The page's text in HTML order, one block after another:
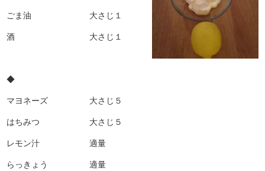
ごま油 大さじ１
酒 大さじ１
◆
マヨネーズ 大さじ５
はちみつ 大さじ５
レモン汁 適量
らっきょう 適量